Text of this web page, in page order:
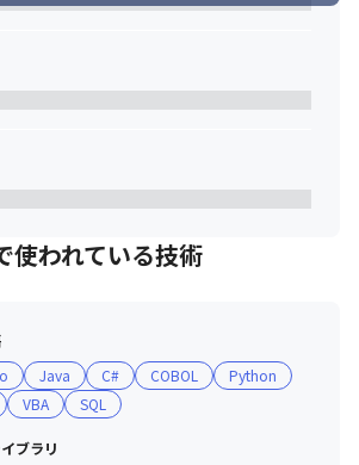
使われている技術
Java C# COBOL
Python
VBA SQL
ブラリ